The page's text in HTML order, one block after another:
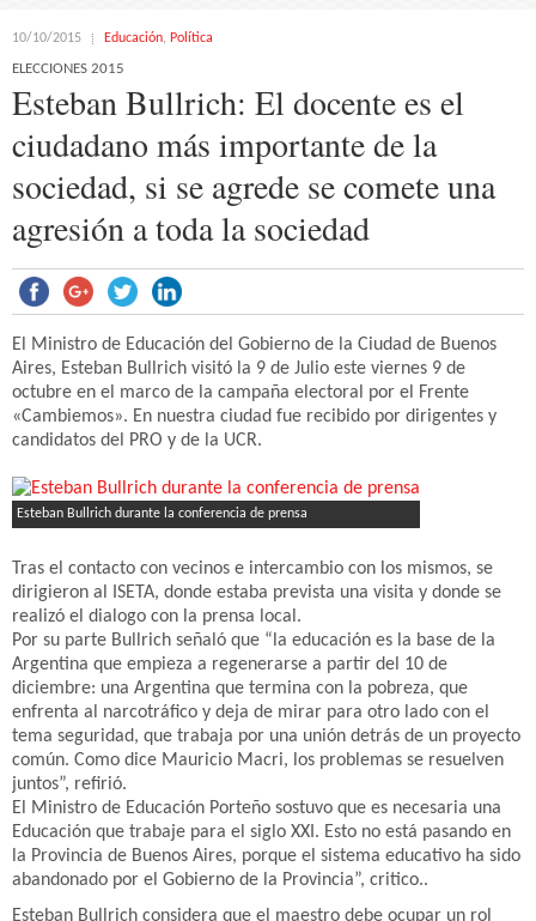
10/10/2015 Educación, Política
ELECCIONES 2015
Esteban Bullrich: El docente es el
ciudadano más importante de la
sociedad, si se agrede se comete una
agresión a toda la sociedad
El Ministro de Educación del Gobierno de la Ciudad de Buenos
Aires, Esteban Bullrich visitó la 9 de Julio este viernes 9 de
octubre en el marco de la campaña electoral por el Frente
«Cambiemos». En nuestra ciudad fue recibido por dirigentes y
candidatos del PRO y de la UCR.
Esteban Bullrich durante la conferencia de prensa
Tras el contacto con vecinos e intercambio con los mismos, se
dirigieron al ISETA, donde estaba prevista una visita y donde se
realizó el dialogo con la prensa local.
Por su parte Bullrich señaló que “la educación es la base de la
Argentina que empieza a regenerarse a partir del 10 de
diciembre: una Argentina que termina con la pobreza, que
enfrenta al narcotráfico y deja de mirar para otro lado con el
tema seguridad, que trabaja por una unión detrás de un proyecto
común. Como dice Mauricio Macri, los problemas se resuelven
juntos”, refirió.
El Ministro de Educación Porteño sostuvo que es necesaria una
Educación que trabaje para el siglo XXI. Esto no está pasando en
la Provincia de Buenos Aires, porque el sistema educativo ha sido
abandonado por el Gobierno de la Provincia”, critico..
Esteban Bullrich considera que el maestro debe ocupar un rol